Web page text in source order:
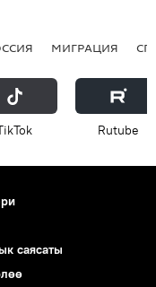
МИГРАЦИЯ
Rutube
саясаты